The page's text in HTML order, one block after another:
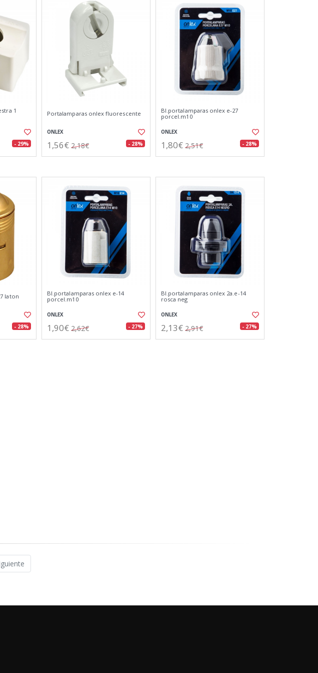
1
- 29%
Portalamparas onlex fluorescente
ONLEX
1,56€ 2,18€ - 28%
Bl.portalamparas onlex e-27
porcel.m10
ONLEX
1,80€ 2,51€ - 28%
laton
- 28%
Bl.portalamparas onlex e-14
porcel.m10
ONLEX
1,90€ 2,62€ - 27%
Bl.portalamparas onlex 2a.e-14
rosca neg
ONLEX
2,13€ 2,91€ - 27%